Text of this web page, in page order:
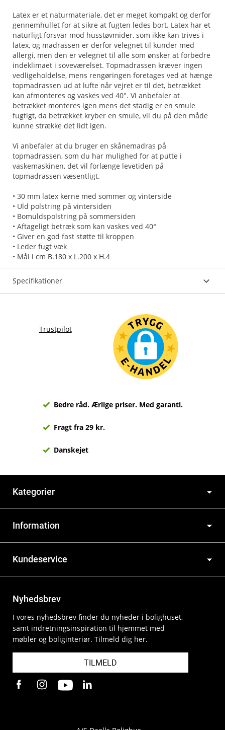
Latex er et naturmateriale, det er meget kompakt og derfor
gennemhullet for at sikre at fugten ledes bort. Latex har et
naturligt forsvar mod husstøvmider, som ikke kan trives i
latex, og madrassen er derfor velegnet til kunder med
allergi, men den er velegnet til alle som ønsker at forbedre
indeklimaet i soveværelset. Topmadrassen kræver ingen
vedligeholdelse, mens rengøringen foretages ved at hænge
topmadrassen ud at lufte når vejret er til det, betrækket
kan afmonteres og vaskes ved 40°. Vi anbefaler at
betrækket monteres igen mens det stadig er en smule
fugtigt, da betrækket kryber en smule, vil du på den måde
kunne strække det lidt igen.
Vi anbefaler at du bruger en skånemadras på
topmadrassen, som du har mulighed for at putte i
vaskemaskinen, det vil forlænge levetiden på
topmadrassen væsentligt.
• 30 mm latex kerne med sommer og vinterside
• Uld polstring på vintersiden
• Bomuldspolstring på sommersiden
• Aftageligt betræk som kan vaskes ved 40°
• Giver en god fast støtte til kroppen
• Leder fugt væk
• Mål i cm B.180 x L.200 x H.4
Specifikationer
Trustpilot
Bedre råd. Ærlige priser. Med garanti.
Fragt fra 29 kr.
Danskejet
Kategorier
Information
Kundeservice
Nyhedsbrev
I vores nyhedsbrev finder du nyheder i bolighuset,
samt indretningsinspiration til hjemmet med
møbler og boliginteriør. Tilmeld dig her.
TILMELD